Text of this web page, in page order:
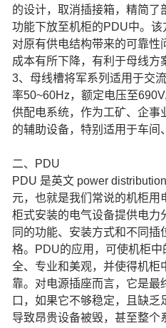
的设计，取消插接箱，精简了
功能下放至机柜的PDU中。
对原有供电结构带来的可靠性
成本有所下降，有利于母线方
3、母线槽将军系列适用于交
率50~60Hz，额定电压至
供配电系统，作为工矿、企事
的辅助设备，特别适用于车间
二、PDU
PDU 是英文 power
元，也就是我们常说的机柜
柜式安装的电气设备提供电力
同的功能、安装方式和不同
格。PDU的应用，可使机柜
全、专业和美观，并使得机柜
靠。对电源插座而言，它是最
口，如果它不够稳定，且缺
导致昂贵设备被毁，甚至整个